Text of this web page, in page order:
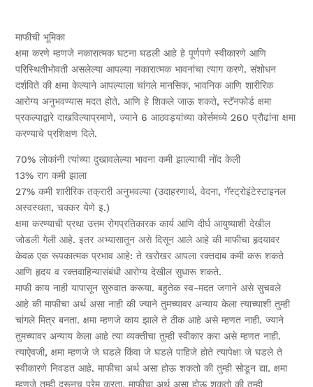
माफीची भूमिका
क्षमा करणे म्हणजे नकारात्मक घटना घडली आहे हे पूर्णपणे स्वीकारणे आणि
परिस्थितीभोवती असलेल्या आपल्या नकारात्मक भावनांचा त्याग करणे. संशोधन
दर्शविते की क्षमा केल्याने आपल्याला चांगले मानसिक, भावनिक आणि शारीरिक
आरोग्य अनुभवण्यास मदत होते. आणि हे शिकले जाऊ शकते, स्टॅनफोर्ड क्षमा
प्रकल्पाद्वारे दाखविल्याप्रमाणे, ज्याने 6 आठवड्यांच्या कोर्समध्ये 260 प्रौढांना क्षमा
करण्याचे प्रशिक्षण दिले.
70% लोकांनी त्यांच्या दुखावलेल्या भावना कमी झाल्याची नोंद केली
13% राग कमी झाला
27% कमी शारीरिक तक्रारी अनुभवल्या (उदाहरणार्थ, वेदना, गॅस्ट्रोइंटेस्टाइनल
अस्वस्थता, चक्कर येणे इ.)
क्षमा करण्याची प्रथा उत्तम रोगप्रतिकारक कार्य आणि दीर्घ आयुष्याशी देखील
जोडली गेली आहे. इतर अभ्यासातून असे दिसून आले आहे की माफीचा हृदयावर
केवळ एक रूपकात्मक प्रभाव आहे: ते खरोखर आपला रक्तदाब कमी करू शकते
आणि हृदय व रक्तवाहिन्यासंबंधी आरोग्य देखील सुधारू शकते.
माफी काय नाही यापासून सुरुवात करूया. बहुतेक स्व-मदत जगाने असे सुचवले
आहे की माफीचा अर्थ असा नाही की ज्याने तुमच्यावर अन्याय केला त्याच्याशी तुम्ही
चांगले मित्र बनता. क्षमा म्हणजे काय झाले ते ठीक आहे असे म्हणत नाही. ज्याने
तुमच्यावर अन्याय केला आहे त्या व्यक्तीचा तुम्ही स्वीकार करा असे म्हणत नाही.
त्याऐवजी, क्षमा म्हणजे जे घडले किंवा जे घडले पाहिजे होते त्यापेक्षा जे घडले ते
स्वीकारणे निवडत आहे. माफीचा अर्थ असा होऊ शकतो की तुम्ही सोडून द्या. क्षमा
म्हणजे तुम्ही दुरूनच प्रेम करता. माफीचा अर्थ असा होऊ शकतो की तुम्ही